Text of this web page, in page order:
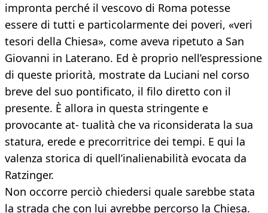
impronta perché il vescovo di Roma potesse
essere di tutti e particolarmente dei poveri, «veri
tesori della Chiesa», come aveva ripetuto a San
Giovanni in Laterano. Ed è proprio nell’espressione
di queste priorità, mostrate da Luciani nel corso
breve del suo pontificato, il filo diretto con il
presente. È allora in questa stringente e
provocante at- tualità che va riconsiderata la sua
statura, erede e precorritrice dei tempi. E qui la
valenza storica di quell’inalienabilità evocata da
Ratzinger.
Non occorre perciò chiedersi quale sarebbe stata
la strada che con lui avrebbe percorso la Chiesa.